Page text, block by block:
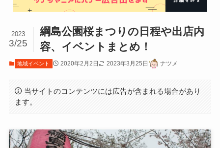
綱島公園桜まつりの日程や出店内
容、イベントまとめ！
2023
3/25
地域イベント 2020年2月2日 2023年3月25日 ナツメ
当サイトのコンテンツには広告が含まれる場合があり
ます。